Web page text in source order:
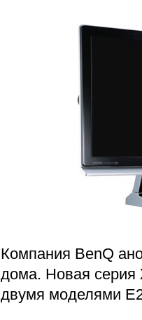
Компания BenQ
дома. Новая серия
двумя моделями